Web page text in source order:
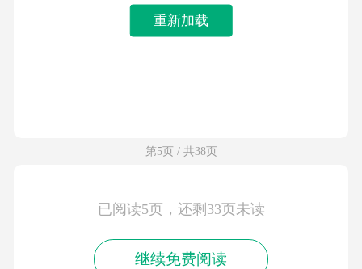
重新加载
第5页 / 共38页
已阅读5页，还剩33页未读
继续免费阅读